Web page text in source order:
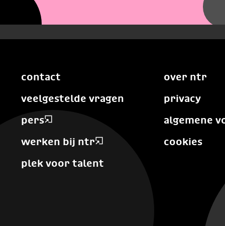
contact
veelgestelde vragen
pers
werken bij ntr
plek voor talent
over ntr
privacy
algemene
cookies